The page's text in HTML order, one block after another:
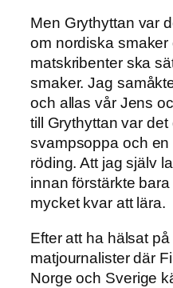
Men Grythyttan var
om nordiska smaker
matskribenter ska
smaker. Jag
och allas vår Jens
till Grythyttan var
svampsoppa och en
röding. Att jag själv
innan förstärkte
mycket kvar att lära.
Efter att ha hälsat
matjournalister där
Norge och Sverige